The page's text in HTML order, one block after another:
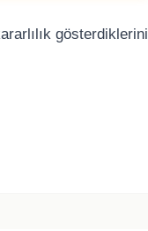
gösterdiklerini